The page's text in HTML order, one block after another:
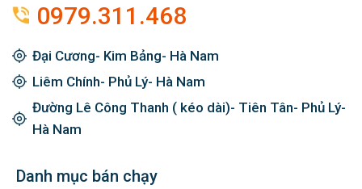
0979.311.468
Đại Cương- Kim Bảng- Hà Nam
Liêm Chính- Phủ Lý- Hà Nam
Đường Lê Công Thanh ( kéo dài)- Tiên Tân- Phủ Lý-
Hà Nam
Danh mục bán chạy